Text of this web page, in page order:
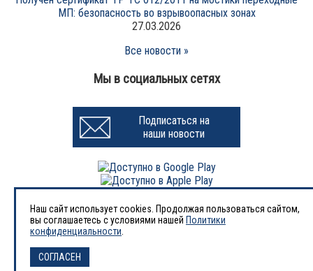
МП: безопасность во взрывоопасных зонах
27.03.2026
Все новости »
Мы в социальных сетях
Подписаться на
наши новости
1998-2026 © Завод «АВРОРА-НЕФТЬ»
ООО «Завод нефтегазового оборудования «АВРОРА-НЕФТЬ»
Наш сайт использует cookies. Продолжая пользоваться сайтом,
вы соглашаетесь с условиями нашей Политики
конфиденциальности
СОГЛАСЕН